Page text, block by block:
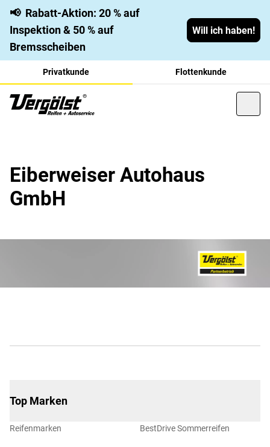
📢 Rabatt-Aktion: 20 % auf
Inspektion & 50 % auf
Bremsscheiben
Will ich haben!
Privatkunde Flottenkunde
Eiberweiser Autohaus
GmbH
Top Marken
Reifenmarken BestDrive Sommerreifen